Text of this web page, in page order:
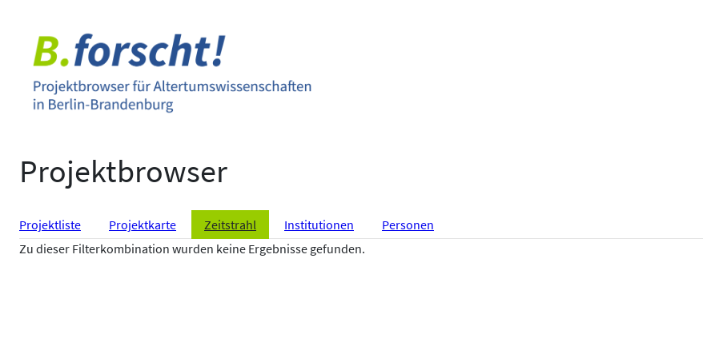
springen
Projektbrowser
Projektliste Projektkarte Zeitstrahl Institutionen
Personen
Zu dieser Filterkombination wurden keine Ergebnisse gefunden.